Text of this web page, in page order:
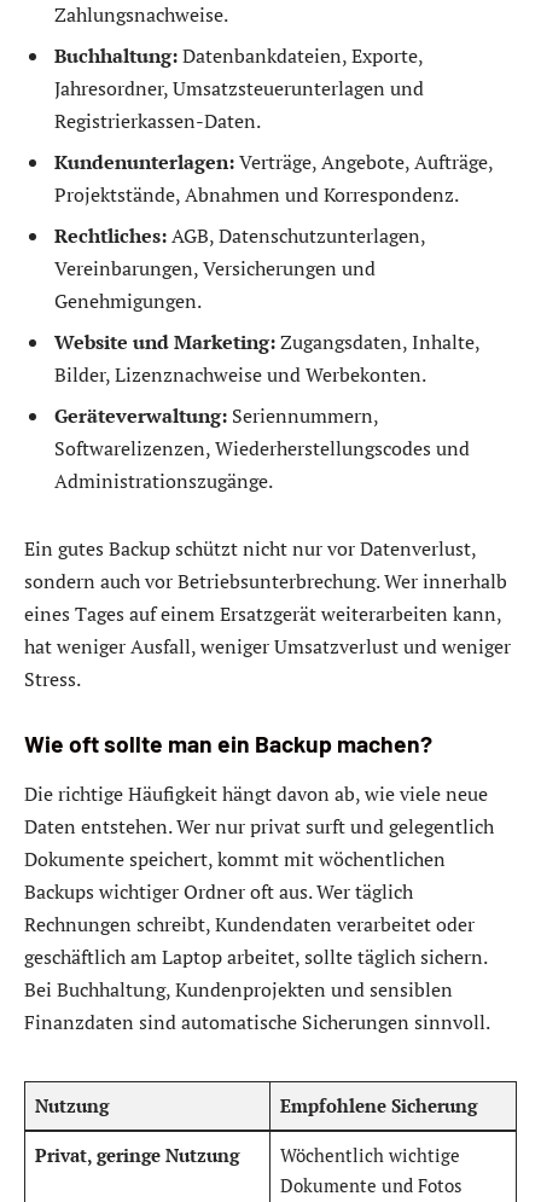
Zahlungsnachweise.
Buchhaltung:Datenbankdateien, Exporte,
Jahresordner, Umsatzsteuerunterlagen und
Registrierkassen-Daten.
Kundenunterlagen:Verträge, Angebote, Aufträge,
Projektstände, Abnahmen und Korrespondenz.
Rechtliches:AGB, Datenschutzunterlagen,
Vereinbarungen, Versicherungen und
Genehmigungen.
Website und Marketing:Zugangsdaten, Inhalte,
Bilder, Lizenznachweise und Werbekonten.
Geräteverwaltung: Seriennummern,
Softwarelizenzen, Wiederherstellungscodes und
Administrationszugänge.
Ein gutes Backup schützt nicht nur vor Datenverlust,
sondern auch vor Betriebsunterbrechung. Wer innerhalb
eines Tages auf einem Ersatzgerät weiterarbeiten kann,
hat weniger Ausfall, weniger Umsatzverlust und weniger
Stress.
Wie oft sollte man ein Backup machen?
Die richtige Häufigkeit hängt davon ab, wie viele neue
Daten entstehen. Wer nur privat surft und gelegentlich
Dokumente speichert, kommt mit wöchentlichen
Backups wichtiger Ordner oft aus. Wer täglich
Rechnungen schreibt, Kundendaten verarbeitet oder
geschäftlich am Laptop arbeitet, sollte täglich sichern.
Bei Buchhaltung, Kundenprojekten und sensiblen
Finanzdaten sind automatische Sicherungen sinnvoll.
Nutzung Empfohlene Sicherung
Privat, geringe Nutzung
Wöchentlich wichtige
Dokumente und Fotos